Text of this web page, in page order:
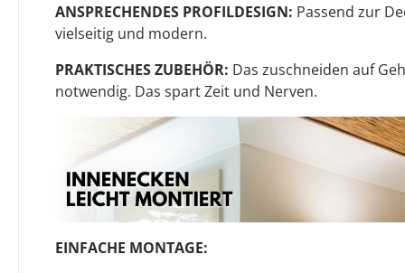
ANSPRECHENDES PROFILDESIGN: Passend zur
vielseitig und modern.
PRAKTISCHES ZUBEHÖR: Das zuschneiden auf
notwendig. Das spart Zeit und Nerven.
EINFACHE MONTAGE: